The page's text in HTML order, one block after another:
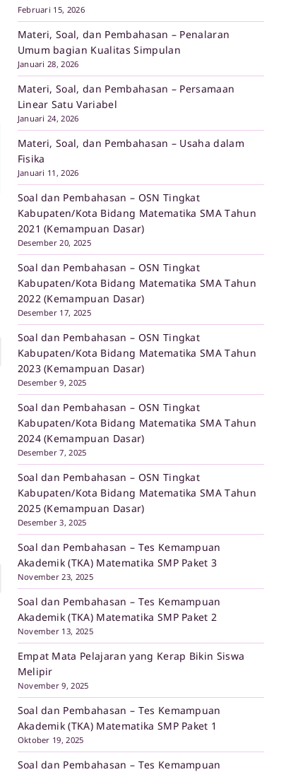
Februari 15, 2026
Materi, Soal, dan Pembahasan – Penalaran
Umum bagian Kualitas Simpulan
Januari 28, 2026
Materi, Soal, dan Pembahasan – Persamaan
Linear Satu Variabel
Januari 24, 2026
Materi, Soal, dan Pembahasan – Usaha dalam
Fisika
Januari 11, 2026
Soal dan Pembahasan – OSN Tingkat
Kabupaten/Kota Bidang Matematika SMA Tahun
2021 (Kemampuan Dasar)
Desember 20, 2025
Soal dan Pembahasan – OSN Tingkat
Kabupaten/Kota Bidang Matematika SMA Tahun
2022 (Kemampuan Dasar)
Desember 17, 2025
Soal dan Pembahasan – OSN Tingkat
Kabupaten/Kota Bidang Matematika SMA Tahun
2023 (Kemampuan Dasar)
Desember 9, 2025
Soal dan Pembahasan – OSN Tingkat
Kabupaten/Kota Bidang Matematika SMA Tahun
2024 (Kemampuan Dasar)
Desember 7, 2025
Soal dan Pembahasan – OSN Tingkat
Kabupaten/Kota Bidang Matematika SMA Tahun
2025 (Kemampuan Dasar)
Desember 3, 2025
Soal dan Pembahasan – Tes Kemampuan
Akademik (TKA) Matematika SMP Paket 3
November 23, 2025
Soal dan Pembahasan – Tes Kemampuan
Akademik (TKA) Matematika SMP Paket 2
November 13, 2025
Empat Mata Pelajaran yang Kerap Bikin Siswa
Melipir
November 9, 2025
Soal dan Pembahasan – Tes Kemampuan
Akademik (TKA) Matematika SMP Paket 1
Oktober 19, 2025
Soal dan Pembahasan – Tes Kemampuan